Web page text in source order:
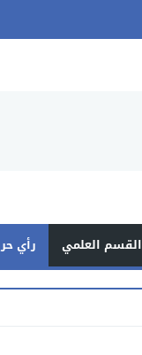
القسم العلمي رأي حر